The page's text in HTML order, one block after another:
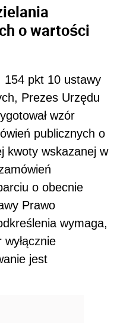
o wartości
154 pkt 10 ustawy
Prezes Urzędu
wzór
publicznych o
kwoty wskazanej w
o obecnie
Prawo
wymaga,
jest